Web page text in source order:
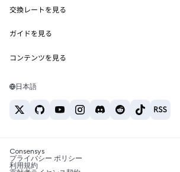
MetaMask Connect
Snaps
Web3サービス
セキュリティ
サポート
キャリア
お問い合わせ
イーサリアムの価格
Solanaの価格
Tetherの価格
交換レートを見る
ETH→USD
USDT→INR
BTC→INR
ETH→USDT
ガイドを見る
ETHの購入
USDTの購入
SHIBの購入
BNBの購入
コンテンツを見る
Solanaウォレット
税制関連ニュース
日本語
Consensys
プライバシー ポリシー
利用規約